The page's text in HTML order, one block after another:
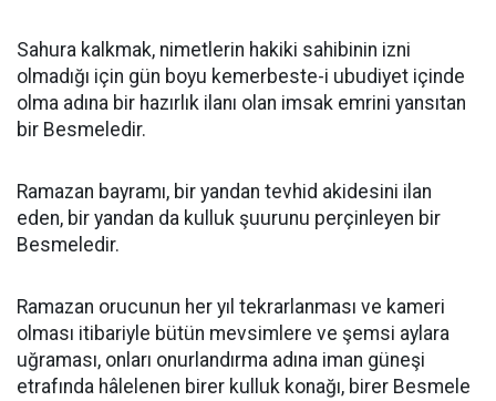
Sahura kalkmak, nimetlerin hakiki sahibinin izni
olmadığı için gün boyu kemerbeste-i ubudiyet içinde
olma adına bir hazırlık ilanı olan imsak emrini yansıtan
bir Besmeledir.
Ramazan bayramı, bir yandan tevhid akidesini ilan
eden, bir yandan da kulluk şuurunu perçinleyen bir
Besmeledir.
Ramazan orucunun her yıl tekrarlanması ve kameri
olması itibariyle bütün mevsimlere ve şemsi aylara
uğraması, onları onurlandırma adına iman güneşi
etrafında hâlelenen birer kulluk konağı, birer Besmele